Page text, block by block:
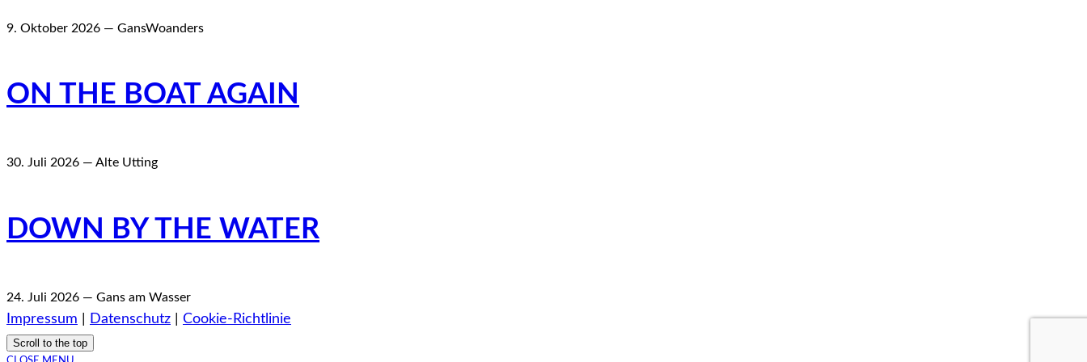
9. Oktober 2026 — GansWoanders
ON THE BOAT AGAIN
30. Juli 2026 — Alte Utting
DOWN BY THE WATER
24. Juli 2026 — Gans am Wasser
Impressum Datenschutz Cookie-Richtlinie
Scroll to the top